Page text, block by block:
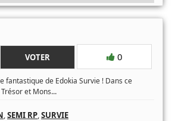
VOTER 0
fantastique de Edokia Survie ! Dans ce
et Mons...
,SEMI RP,SURVIE